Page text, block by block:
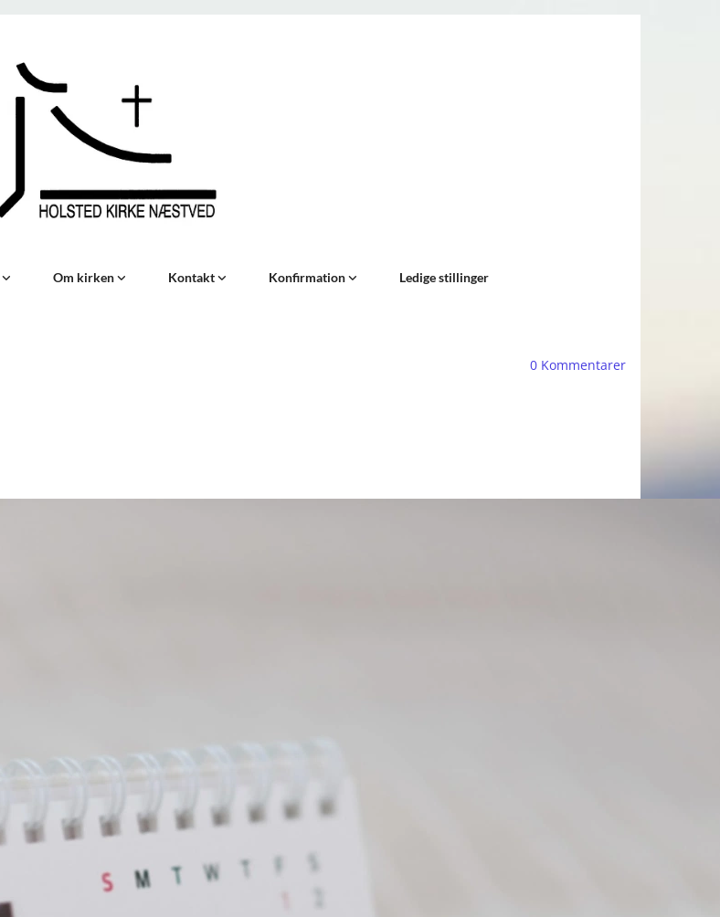
Om kirken Kontakt Konfirmation Ledige stillinger
0 Kommentarer